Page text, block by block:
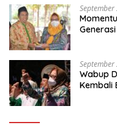
Wabup
Kembali